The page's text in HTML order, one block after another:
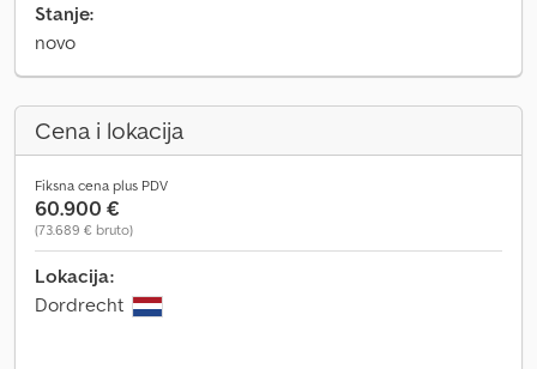
Stanje:
novo
Cena i lokacija
Fiksna cena plus PDV
60.900 €
(73.689 € bruto)
Lokacija:
Dordrecht